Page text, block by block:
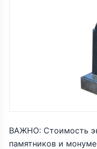
ВАЖНО: Стоимость
памятников и